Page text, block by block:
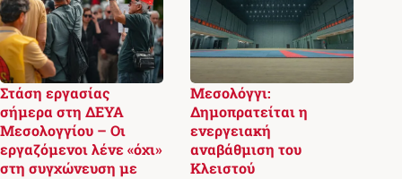
Στάση εργασίας
σήμερα στη ΔΕΥΑ
Μεσολογγίου – Οι
εργαζόμενοι λένε «όχι»
στη συγχώνευση με
Μεσολόγγι:
Δημοπρατείται η
ενεργειακή
αναβάθμιση του
Κλειστού